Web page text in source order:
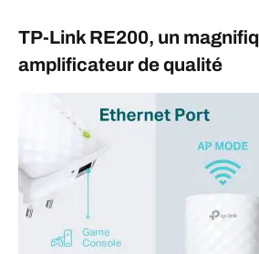
TP-Link RE200, un
amplificateur de qualité